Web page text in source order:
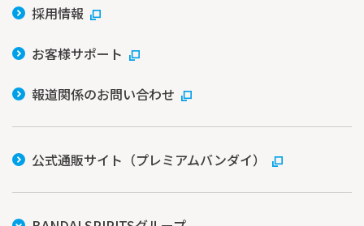
採用情報
お客様サポート
報道関係のお問い合わせ
公式通販サイト（プレミアムバンダイ）